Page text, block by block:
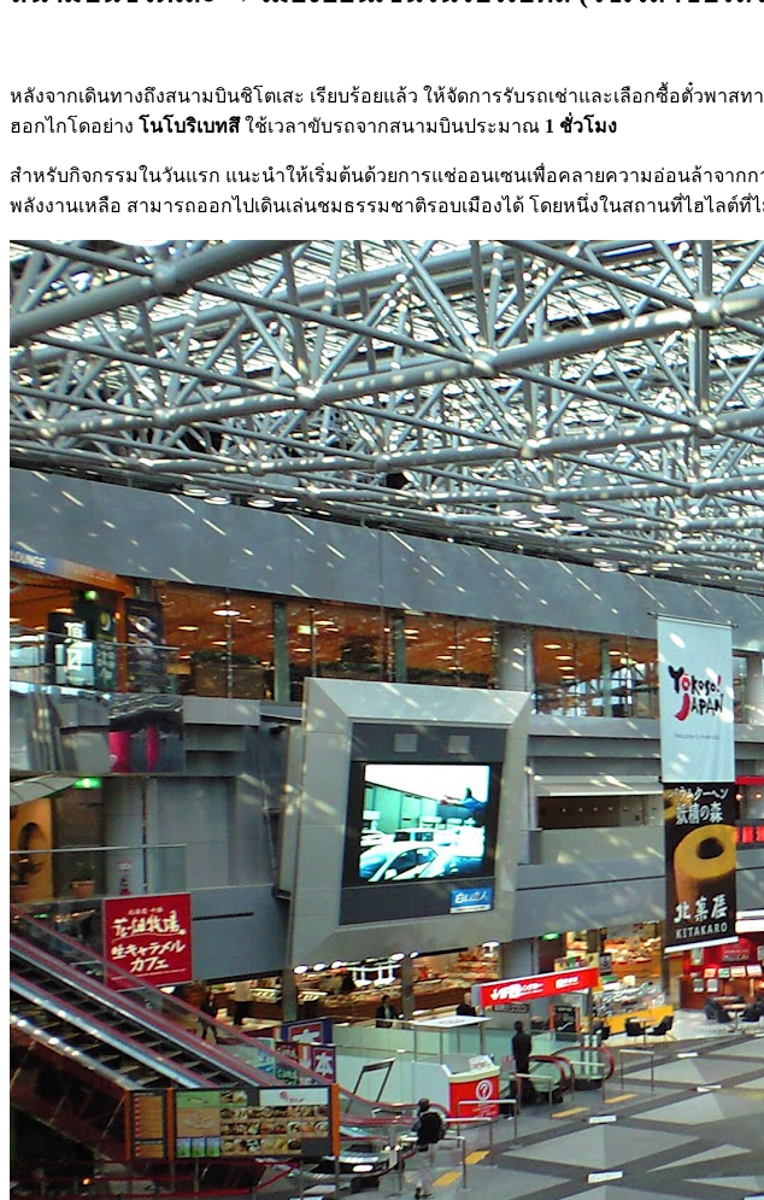
หลังจากเดินทางถึงสนามบินชิโตเสะ เรียบร้อยแล้ว ให้จัดการรับรถเช่าและเลือกซื้อตั๋วพา
ฮอกไกโดอย่าง โนโบริเบทสึใช้เวลาขับรถจากสนามบินประมาณ 1 ชั่วโมง
สำหรับกิจกรรมในวันแรก แนะนำให้เริ่มต้นด้วยการแช่ออนเซนเพื่อคลายความอ่อนล้าจาก
พลังงานเหลือ สามารถออกไปเดินเล่นชมธรรมชาติรอบเมืองได้ โดยหนึ่งในสถานที่ไฮไลต์ที่